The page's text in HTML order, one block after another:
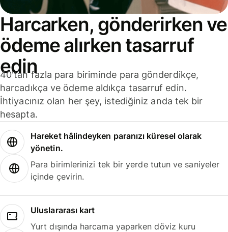
Harcarken, gönderirken ve
ödeme alırken tasarruf
edin
40'tan fazla para biriminde para gönderdikçe,
harcadıkça ve ödeme aldıkça tasarruf edin.
İhtiyacınız olan her şey, istediğiniz anda tek bir
hesapta.
Hareket hâlindeyken paranızı küresel olarak
yönetin.
Para birimlerinizi tek bir yerde tutun ve saniyeler
içinde çevirin.
Uluslararası kart
Yurt dışında harcama yaparken döviz kuru